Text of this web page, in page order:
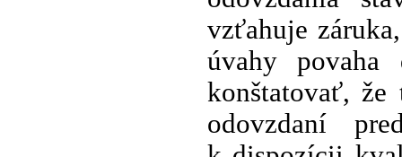
vzťahuje
úvahy povaha
konštatovať, že
odovzdaní